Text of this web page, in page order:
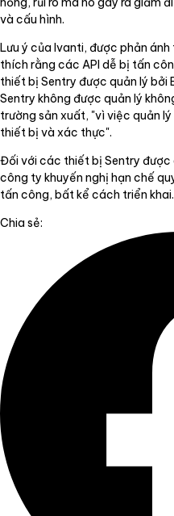
và cấu hình.
Lưu ý của Ivanti, được phản
thích rằng các API dễ bị tấn
thiết bị Sentry được quản lý bởi
Sentry không được quản lý
trường sản xuất, "vì việc quản
thiết bị và xác thực".
Đối với các thiết bị Sentry được
công ty khuyến nghị hạn chế
tấn công, bất kể cách triển khai.
Chia sẻ: